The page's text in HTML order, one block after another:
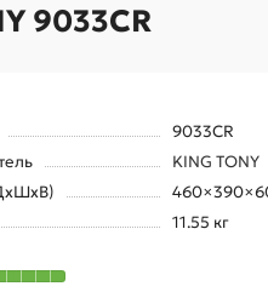
9033CR
9033CR
KING TONY
11.55 кг